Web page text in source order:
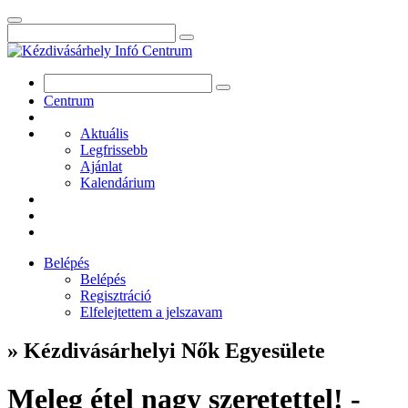
Centrum
Aktuális
Legfrissebb
Ajánlat
Kalendárium
Belépés
Belépés
Regisztráció
Elfelejtettem a jelszavam
» Kézdivásárhelyi Nők Egyesülete
Meleg étel nagy szeretettel! -